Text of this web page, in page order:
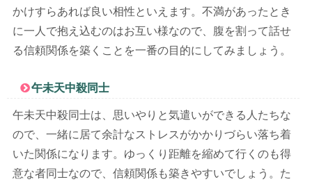
かけすらあれば良い相性といえます。不満があったとき
に一人で抱え込むのはお互い様なので、腹を割って話せ
る信頼関係を築くことを一番の目的にしてみましょう。
午未天中殺同士
午未天中殺同士は、思いやりと気遣いができる人たちな
ので、一緒に居て余計なストレスがかかりづらい落ち着
いた関係になります。ゆっくり距離を縮めて行くのも得
意な者同士なので、信頼関係も築きやすいでしょう。た